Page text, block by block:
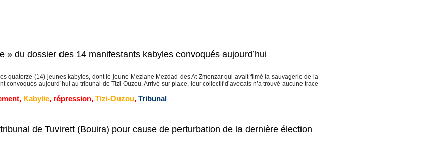
» du dossier des 14 manifestants kabyles convoqués aujourd’hui
quatorze (14) jeunes kabyles, dont le jeune Meziane Mezdad des At Zmenzar qui avait filmé la sauvagerie de la
convoqués aujourd’hui au tribunal de Tizi-Ouzou. Arrivé sur place, leur collectif d’avocats n’a trouvé aucune trace
, Kabylie, répression, Tizi-Ouzou, Tribunal
de Tuvirett (Bouira) pour cause de perturbation de la dernière élection